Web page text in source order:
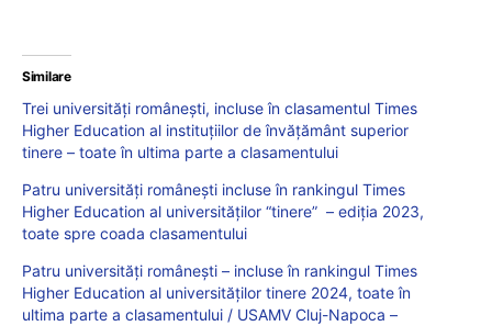
Similare
Trei universități românești, incluse în clasamentul Times
Higher Education al instituțiilor de învățământ superior
tinere – toate în ultima parte a clasamentului
Patru universități românești incluse în rankingul Times
Higher Education al universităților “tinere” – ediția 2023,
toate spre coada clasamentului
Patru universități românești – incluse în rankingul Times
Higher Education al universităților tinere 2024, toate în
ultima parte a clasamentului / USAMV Cluj-Napoca –